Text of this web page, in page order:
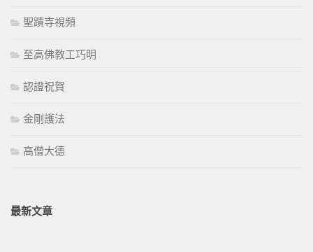
聖蹟寺視頻
至高佛教工巧明
認證祝賀
金剛護法
高僧大德
最新文章